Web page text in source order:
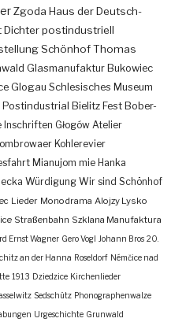
Zgoda Haus der Deutsch-
Dichterpostindustriell
SchönhofThomas
Glasmanufaktur Bukowiec
Glogau Schlesisches Museum
Postindustrial Bielitz Fest Bober-
Inschriften Głogów Atelier
Kohlerevier
Mianujom mie Hanka
Würdigung Wir sind Schönhof
Lieder Monodrama Alojzy Lysko
Straßenbahn Szklana Manufaktura
Ernst Wagner Gero Vogl Johann Bros 20.
an der Hanna Roseldorf Némčice nad
1913 Dziedzice Kirchenlieder
Sedschütz Phonographenwalze
Urgeschichte Grunwald